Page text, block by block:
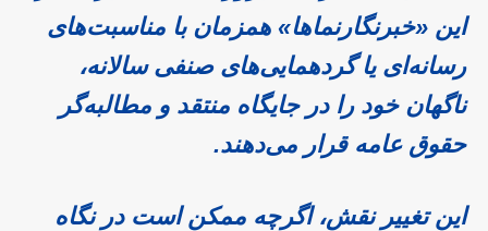
این «خبرنگارنماها» همزمان با مناسبت‌های
رسانه‌ای یا گردهمایی‌های صنفی سالانه،
ناگهان خود را در جایگاه منتقد و مطالبه‌گر
حقوق عامه قرار می‌دهند.
این تغییر نقش، اگرچه ممکن است در نگاه